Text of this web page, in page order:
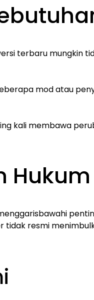
terbaru mungkin
mod atau
kali membawa
tidak resmi